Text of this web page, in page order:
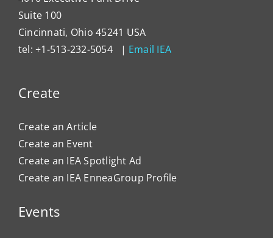
Suite 100
Cincinnati, Ohio 45241 USA
tel: +1-513-232-5054 | Email IEA
Create
Create an Article
Create an Event
Create an IEA Spotlight Ad
Create an IEA EnneaGroup Profile
Events